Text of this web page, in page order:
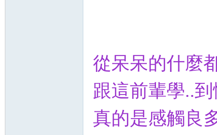
從呆呆的什麼
跟這前輩學..
真的是感觸良